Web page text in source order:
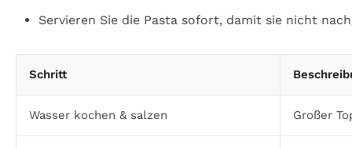
Servieren Sie die Pasta sofort, damit sie nicht
Schritt
Wasser kochen & salzen Großer